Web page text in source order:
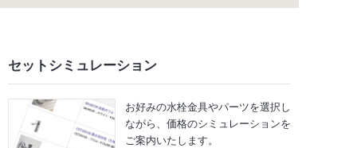
セットシミュレーション
お好みの水栓金具やパーツを選択し
ながら、 価格のシミュレーションを
ご案内いたします。